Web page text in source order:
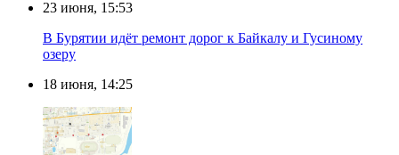
23 июня, 15:53
В Бурятии идёт ремонт дорог к Байкалу и Гусиному
озеру
18 июня, 14:25